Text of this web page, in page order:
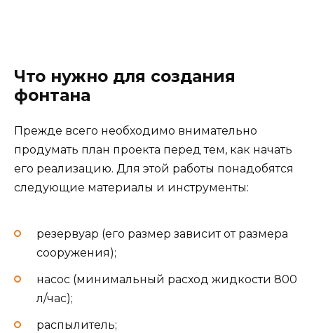
Что нужно для создания
фонтана
Прежде всего необходимо внимательно
продумать план проекта перед тем, как начать
его реализацию. Для этой работы понадобятся
следующие материалы и инструменты:
резервуар (его размер зависит от размера
сооружения);
насос (минимальный расход жидкости 800
л/час);
распылитель;